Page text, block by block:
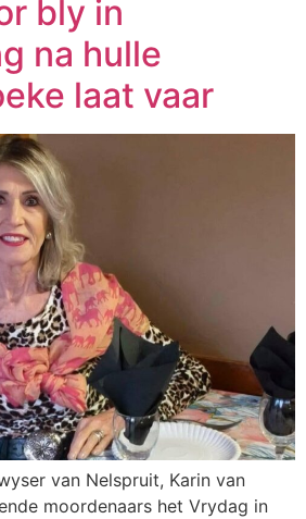
bly in
na hulle
laat vaar
van Nelspruit, Karin van
moordenaars het Vrydag in